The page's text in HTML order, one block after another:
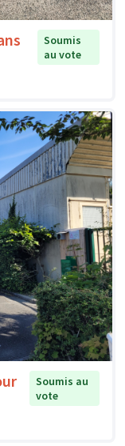
Soumis
au vote
Soumis au
vote